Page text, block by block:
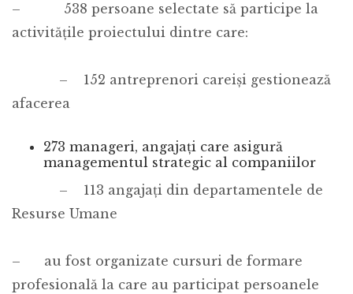
– 538 persoane selectate să participe la
activitățile proiectului dintre care:
– 152 antreprenori careiși gestionează
afacerea
273 manageri, angajați care asigură
managementul strategic al companiilor
– 113 angajați din departamentele de
Resurse Umane
– au fost organizate cursuri de formare
profesională la care au participat persoanele